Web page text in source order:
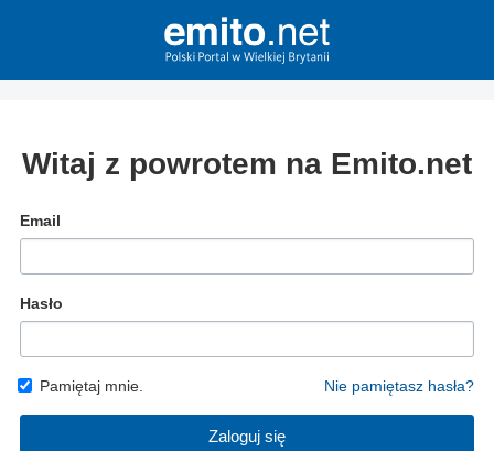
Witaj z powrotem na Emito.net
Email
Hasło
Pamiętaj mnie. Nie pamiętasz hasła?
Zaloguj się